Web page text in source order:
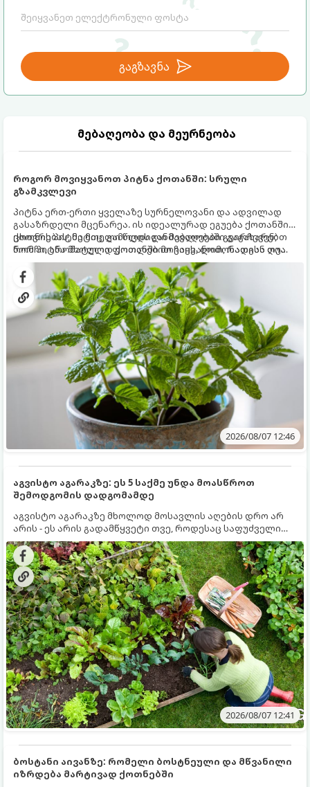
გაგზავნა
მებაღეობა და მეურნეობა
როგორ მოვიყვანოთ პიტნა ქოთანში: სრული
გზამკვლევი
პიტნა ერთ-ერთი ყველაზე სურნელოვანი და ადვილად
გასაზრდელი მცენარეა. ის იდეალურად ეგუება ქოთანში
ცხოვრებას, მეტიც, გამოცდილი მებაღეები გვირჩევენ,
რომ პიტნა მხოლოდ ქოთანში მოვიყვანოთ, რადგან ღია
გრუნტში (ბაღში) დარგვისას ის ფესვებით ძალიან
სწრაფად ვრცელდება და სხვა მცენარეებს ავიწროებს.
ქოთნის პიტნა მთელი წლის განმავლობაში გაგახარებთ
ნორჩი, არომატული ფოთლებით ჩაის, ლიმონათისა თუ
კერძებისთვის.
2026/08/07 12:46
აგვისტო აგარაკზე: ეს 5 საქმე უნდა მოასწროთ
შემოდგომის დადგომამდე
აგვისტო აგარაკზე მხოლოდ მოსავლის აღების დრო არ
არის - ეს არის გადამწყვეტი თვე, როდესაც საფუძველი
ეყრება მომავალი წლის მოსავალს და ბაღი მზადდება
შემოდგომა-ზამთრის სეზონისთვის. იმისათვის, რომ
ნიადაგმა ენერგია აღიდგინოს, ხოლო მცენარეებმა
ზამთარს გაუძლონ, აგვისტოს ბოლომდე 5
მნიშვნელოვანი საქმის გაკეთება უნდა მოასწროთ:
2026/08/07 12:41
ბოსტანი აივანზე: რომელი ბოსტნეული და მწვანილი
იზრდება მარტივად ქოთნებში